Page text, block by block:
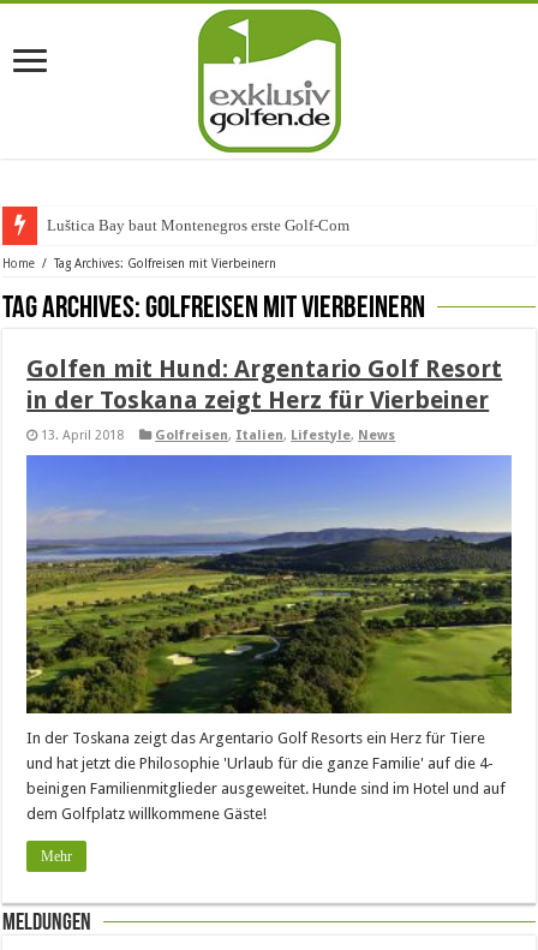
Luštica Bay baut Montenegros erste Golf-Community
Home / Tag Archives: Golfreisen mit Vierbeinern
Tag Archives:Golfreisen mit Vierbeinern
Golfen mit Hund: Argentario Golf Resort
in der Toskana zeigt Herz für Vierbeiner
13. April 2018 Golfreisen, Italien, Lifestyle, News
In der Toskana zeigt das Argentario Golf Resorts ein Herz für Tiere
und hat jetzt die Philosophie 'Urlaub für die ganze Familie' auf die 4-
beinigen Familienmitglieder ausgeweitet. Hunde sind im Hotel und auf
dem Golfplatz willkommene Gäste!
Mehr
Meldungen